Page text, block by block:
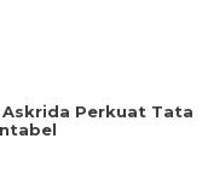
Askrida Perkuat Tata